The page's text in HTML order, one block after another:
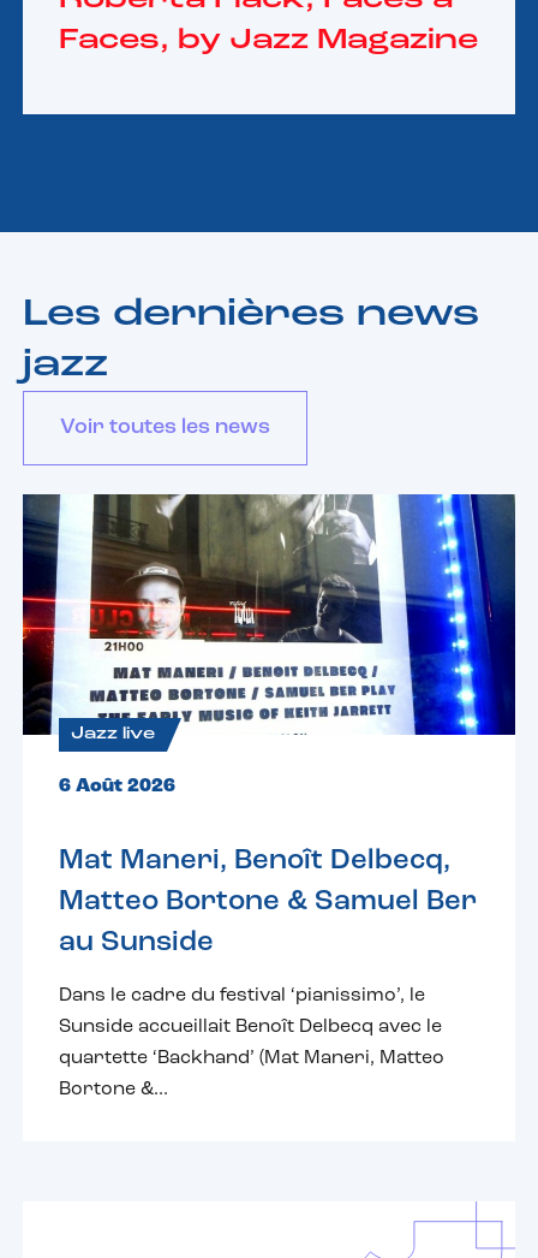
Faces, by Jazz Magazine
Les dernières news
jazz
Voir toutes les news
Jazz live
6 Août 2026
Mat Maneri, Benoît Delbecq,
Matteo Bortone & Samuel Ber
au Sunside
Dans le cadre du festival ‘pianissimo’, le
Sunside accueillait Benoît Delbecq avec le
quartette ‘Backhand’ (Mat Maneri, Matteo
Bortone &...